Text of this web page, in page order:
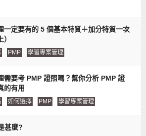
一定要有的 5 個基本特質＋加分特質一次
PMP 學習專案管理
需要考 PMP 證照嗎？幫你分析 PMP 證
的有用
如何選擇 PMP 學習專案管理
甚麼?